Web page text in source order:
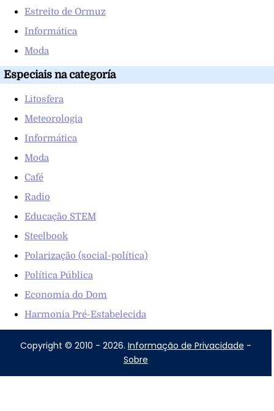
Estreito de Ormuz
Informática
Moda
Especiais na categoría
Litosfera
Meteorologia
Informática
Moda
Café
Radio
Educação STEM
Steelbook
Polarização (social-política)
Política Pública
Economia do Dom
Harmonia Pré-Estabelecida
Copyright © 2010 - 2026. Informação de Privacidade -
Sobre